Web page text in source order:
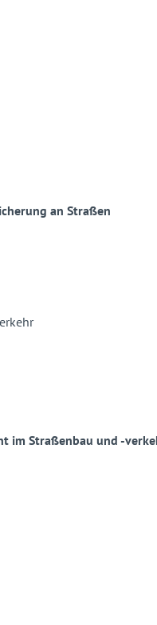
an Straßen
im Straßenbau und -